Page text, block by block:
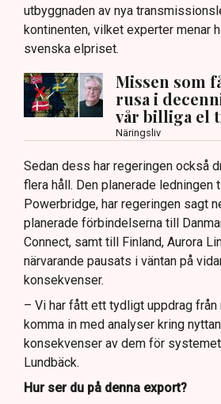
utbyggnaden av nya
kontinenten, vilket experter menar
svenska elpriset.
Missen som
rusa i
vår billiga el
Näringsliv
Sedan dess har regeringen också
flera håll. Den planerade ledningen
Powerbridge, har regeringen sagt
planerade förbindelserna till
Connect, samt till Finland, Aurora
närvarande pausats i väntan på
konsekvenser.
– Vi har fått ett tydligt uppdrag från
komma in med analyser kring
konsekvenser av dem för
Lundbäck.
Hur ser du på denna export?